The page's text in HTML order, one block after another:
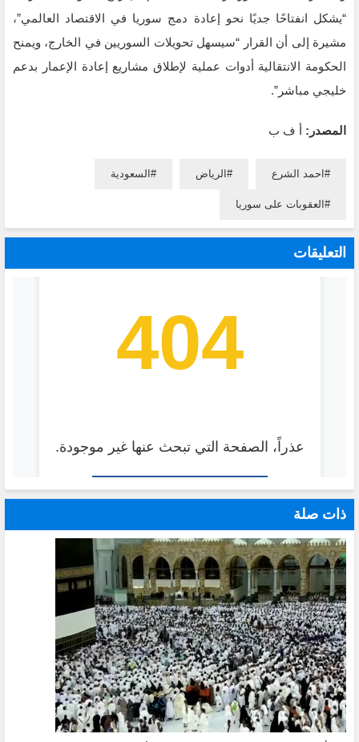
“يشكل انفتاحًا جديًا نحو إعادة دمج سوريا في الاقتصاد العالمي”،
مشيرة إلى أن القرار “سيسهل تحويلات السوريين في الخارج، ويمنح
الحكومة الانتقالية أدوات عملية لإطلاق مشاريع إعادة الإعمار بدعم
خليجي مباشر”.
المصدر: أ ف ب
احمد الشرع الرياض السعودية
العقوبات على سوريا
التعليقات
ذات صلة